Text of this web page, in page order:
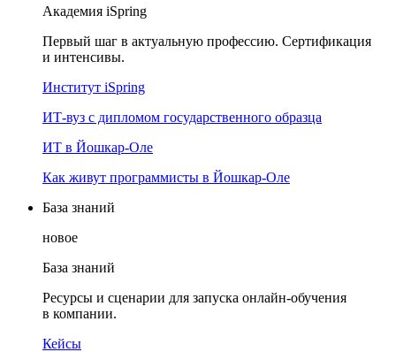
Академия iSpring
Первый шаг в актуальную профессию. Сертификация
и интенсивы.
Институт iSpring
ИТ-вуз с дипломом государственного образца
ИТ в Йошкар-Оле
Как живут программисты в Йошкар‑Оле
База знаний
новое
База знаний
Ресурсы и сценарии для запуска онлайн-обучения
в компании.
Кейсы